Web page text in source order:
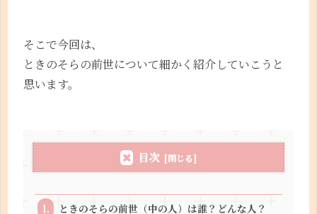
そこで今回は、
ときのそらの前世について細かく紹介していこうと
思います。
目次
ときのそらの前世（中の人）は誰？どんな人？